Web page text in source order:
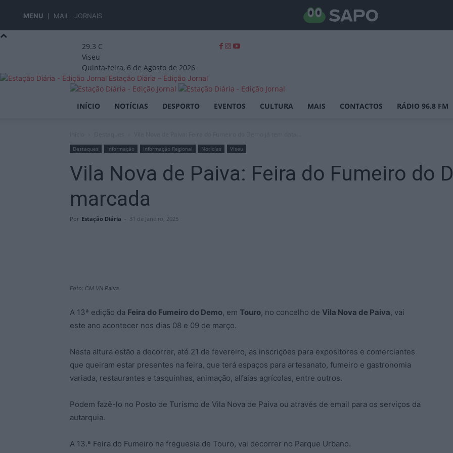
MENU MAIL JORNAIS
29.3 C
Viseu
Quinta-feira, 6 de Agosto de 2026
Estação Diária – Edição Jornal
INÍCIO NOTÍCIAS DESPORTO EVENTOS CULTURA MAIS CONTACTOS RÁDIO 96.8 FM
Destaques Informação Informação Regional Notícias Viseu
Vila Nova de Paiva: Feira do Fumeiro do
marcada
Por Estação Diária - 31 de Janeiro, 2025
Foto: CM VN Paiva
A 13ª edição da Feira do Fumeiro do Demo, em Touro, no concelho de Vila Nova de Paiva, vai
este ano acontecer nos dias 08 e 09 de março.
Nesta altura estão a decorrer, até 21 de fevereiro, as inscrições para expositores e comerciantes
que queiram estar presentes na feira, que terá espaços para artesanato, fumeiro e gastronomia
variada, restaurantes e tasquinhas, animação, alfaias agrícolas, entre outros.
Podem fazê-lo no Posto de Turismo de Vila Nova de Paiva ou através de email para os serviços da
autarquia.
A 13.ª Feira do Fumeiro na freguesia de Touro, vai decorrer no Parque Urbano.